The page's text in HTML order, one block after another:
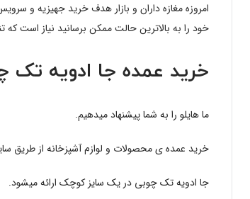
امروزه مغازه داران و بازار هدف خرید جهیزیه و
خود را به بالاترین حالت ممکن برسانید نیاز است که
خرید عمده جا ادویه تک
ما هایلو را به شما پیشنهاد میدهیم.
خرید عمده ی محصولات و لوازم آشپزخانه از طریق
جا ادویه تک چوبی در یک سایز کوچک ارائه میشود.